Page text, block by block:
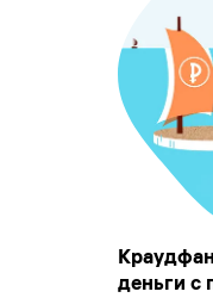
деньги